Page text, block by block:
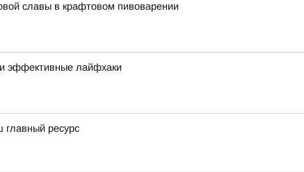
славы в крафтовом пивоварении
эффективные лайфхаки
ресурс